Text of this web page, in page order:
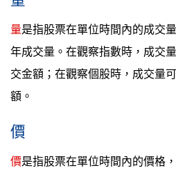
量是指股票在單位時間內的成交
年成交量。在觀察指數時，成交
交金額；在觀察個股時，成交量
額。
價
價是指股票在單位時間內的價格